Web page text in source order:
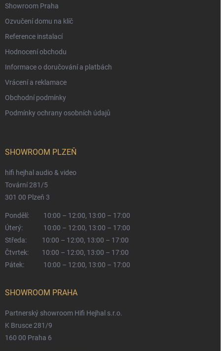
Showroom Praha
Ozvučení domu na klíč
Reference instalací
Hodnocení obchodu
Informace o doručování a platbách
Vrácení a reklamace
Obchodní podmínky
Podmínky ochrany osobních údajů
SHOWROOM PLZEŇ
hifi hejhal audio & video
Tovární 281/5
301 00 Plzeň 3
Pondělí:
10:00 – 12:00, 13:00 – 17:00
Úterý:
10:00 – 12:00, 13:00 – 17:00
Středa:
10:00 – 12:00, 13:00 – 17:00
Čtvrtek:
10:00 – 12:00, 13:00 – 17:00
Pátek:
10:00 – 12:00, 13:00 – 17:00
SHOWROOM PRAHA
Partnerský showroom Hifi Hejhal s.r.o.
K Brusce 281/9
160 00 Praha 6